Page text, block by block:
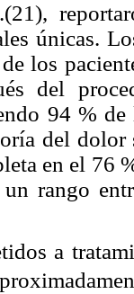
únicas.
los
del
94 %
del
en el 76
un rango
a